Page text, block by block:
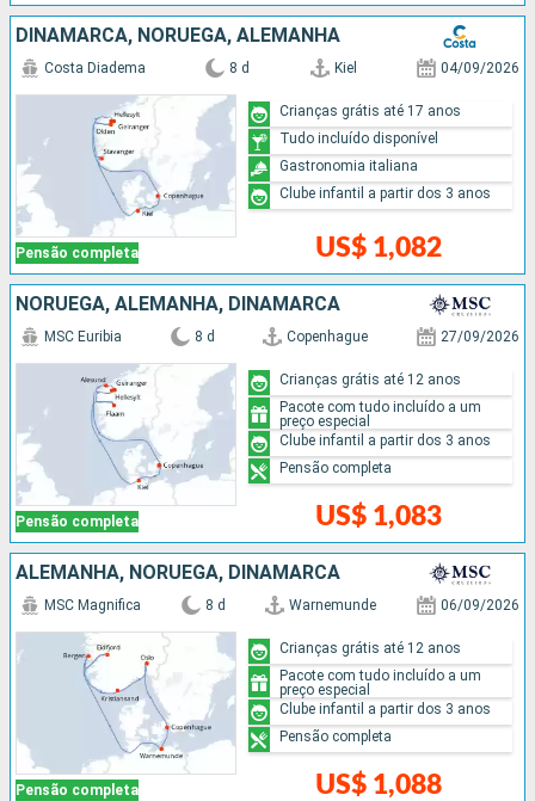
DINAMARCA, NORUEGA, ALEMANHA
Pensão completa
Costa Diadema 8 d Kiel 04/09/2026
US$ 1,082
Crianças grátis até 17 anos
Tudo incluído disponível
Gastronomia italiana
Clube infantil a partir dos 3 anos
NORUEGA, ALEMANHA, DINAMARCA
Pensão completa
MSC Euribia 8 d Copenhague 27/09/2026
US$ 1,083
Crianças grátis até 12 anos
Pacote com tudo incluído a um
preço especial
Clube infantil a partir dos 3 anos
Pensão completa
ALEMANHA, NORUEGA, DINAMARCA
Pensão completa
MSC Magnifica 8 d Warnemunde 06/09/2026
US$ 1,088
Crianças grátis até 12 anos
Pacote com tudo incluído a um
preço especial
Clube infantil a partir dos 3 anos
Pensão completa